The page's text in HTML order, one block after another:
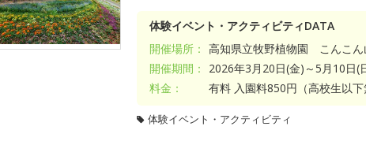
体験イベント・アクティビティDATA
開催場所： 高知県立牧野植物園 こんこん
開催期間：
2026年3月20日(金)～5月10日(
料金：
有料 入園料850円（高校生以下
体験イベント・アクティビティ